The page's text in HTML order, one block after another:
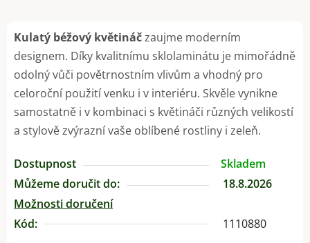
Kulatý béžový květináčzaujme moderním
designem. Díky kvalitnímu sklolaminátu je mimořádně
odolný vůči povětrnostním vlivům a vhodný pro
celoroční použití venku i v interiéru. Skvěle vynikne
samostatně i v kombinaci s květináči různých velikostí
a stylově zvýrazní vaše oblíbené rostliny i zeleň.
Dostupnost
Skladem
Můžeme doručit do:
18.8.2026
Možnosti doručení
Kód:
1110880